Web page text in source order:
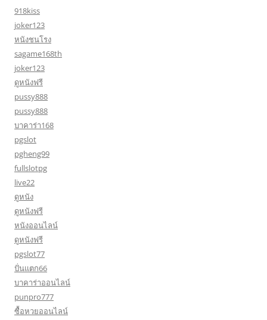
918kiss
joker123
หนังชนโรง
sagame168th
joker123
ดูหนังฟรี
pussy888
pussy888
บาคาร่า168
pgslot
pgheng99
fullslotpg
live22
ดูหนัง
ดูหนังฟรี
หนังออนไลน์
ดูหนังฟรี
pgslot77
ปั่นแตก66
บาคาร่าออนไลน์
punpro777
ซื้อหวยออนไลน์